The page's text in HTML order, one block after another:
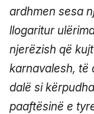
ardhmen sesa
llogaritur
njerëzish që
karnavalesh, të
dalë si
paaftësinë e